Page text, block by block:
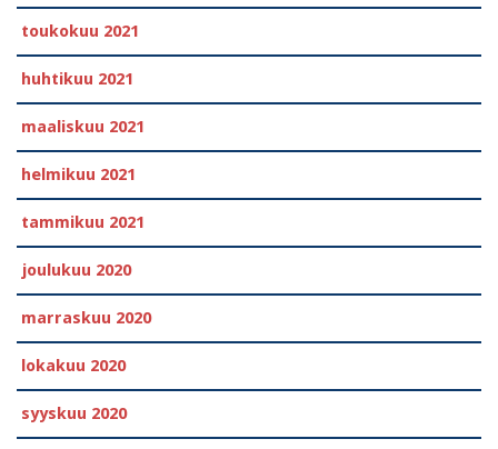
toukokuu 2021
huhtikuu 2021
maaliskuu 2021
helmikuu 2021
tammikuu 2021
joulukuu 2020
marraskuu 2020
lokakuu 2020
syyskuu 2020